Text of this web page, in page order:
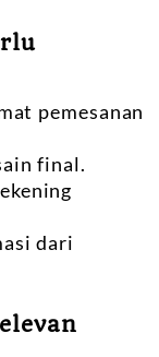
pemesanan
final.
dari